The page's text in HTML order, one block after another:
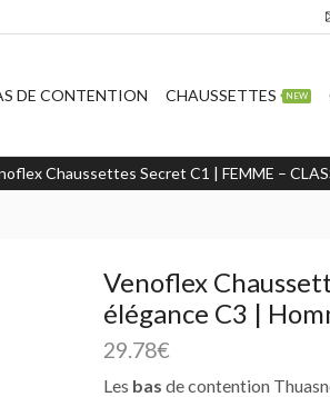
DE CONTENTION CHAUSSETTES NEW
Chaussettes Secret C1 | FEMME –
Venoflex
élégance C3 |
29.78€
Les bas de contention